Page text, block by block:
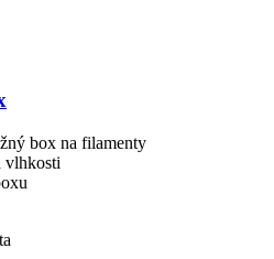
box na filamenty
vlhkosti